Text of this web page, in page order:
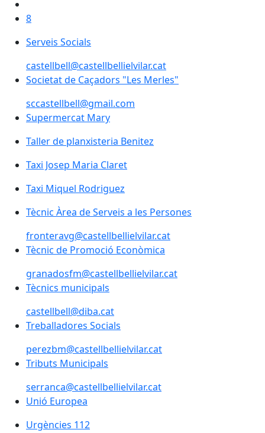
8
Serveis Socials
castellbell@castellbellielvilar.cat
Societat de Caçadors "Les Merles"
sccastellbell@gmail.com
Supermercat Mary
Taller de planxisteria Benitez
Taxi Josep Maria Claret
Taxi Miquel Rodriguez
Tècnic Àrea de Serveis a les Persones
fronteravg@castellbellielvilar.cat
Tècnic de Promoció Econòmica
granadosfm@castellbellielvilar.cat
Tècnics municipals
castellbell@diba.cat
Treballadores Socials
perezbm@castellbellielvilar.cat
Tributs Municipals
serranca@castellbellielvilar.cat
Unió Europea
Unió Europea
Urgències 112
Urgències 112